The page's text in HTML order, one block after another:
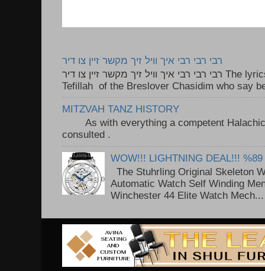
רבי רבי רבי איך וויל זיך מקשר זיין צו דיר
רבי רבי רבי איך וויל זיך מקשר זיין צו דיר The lyrics to this song are based on the
Tefillah of the Breslover Chasidim who say
MITZVAH TANZ HISTORY
As with everything a competent Halachic
consulted .
WOW!!! LIGHTNING DEAL!!! %89
The Stuhrling Original Skeleton
Automatic Watch Self Winding
Winchester 44 Elite Watch Mech...